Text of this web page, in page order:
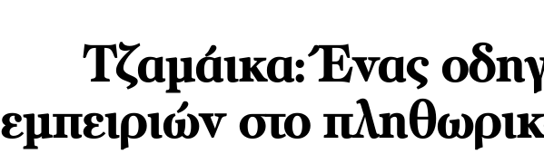
Τζαμάικα: Ένας
εμπειριών στο